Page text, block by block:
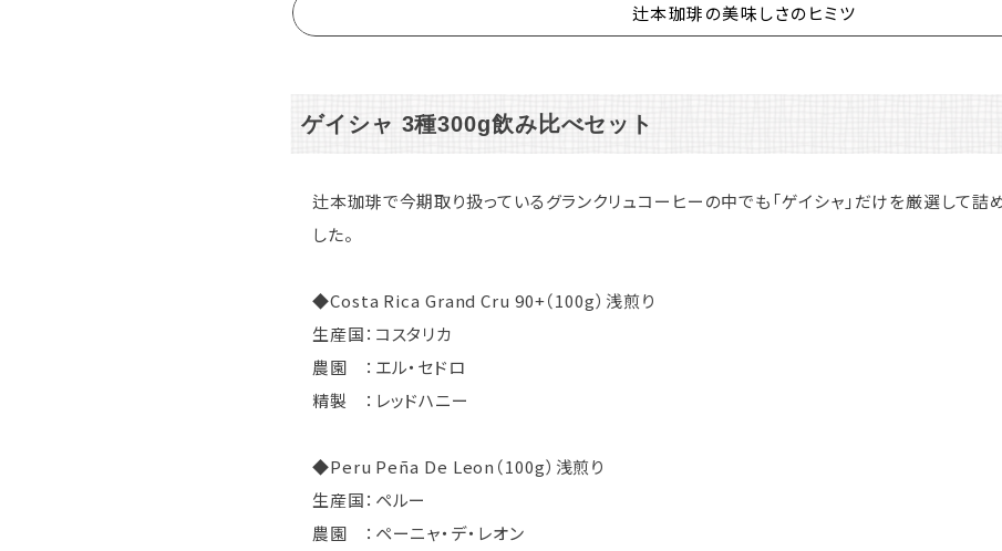
辻本珈琲の美味しさのヒミツ
ゲイシャ 3種300g飲み比べセット
辻本珈琲で今期取り扱っているグランクリュコーヒーの中でも「ゲイシャ」だけを厳選して詰
した。
◆Costa Rica Grand Cru 90+（100g）浅煎り
生産国：コスタリカ
農園 ：エル・セドロ
精製 ：レッドハニー
◆Peru Peña De Leon（100g）浅煎り
生産国：ペルー
農園 ：ペーニャ・デ・レオン